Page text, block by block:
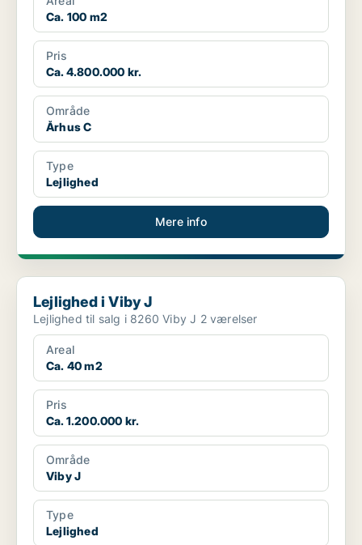
Ca. 100 m2
Pris
Ca. 4.800.000 kr.
Område
Århus C
Type
Lejlighed
Mere info
Lejlighed i Viby J
Lejlighed i Viby J
Lejlighed til salg i 8260 Viby J 2 værelser
Areal
Ca. 40 m2
Pris
Ca. 1.200.000 kr.
Område
Viby J
Type
Lejlighed